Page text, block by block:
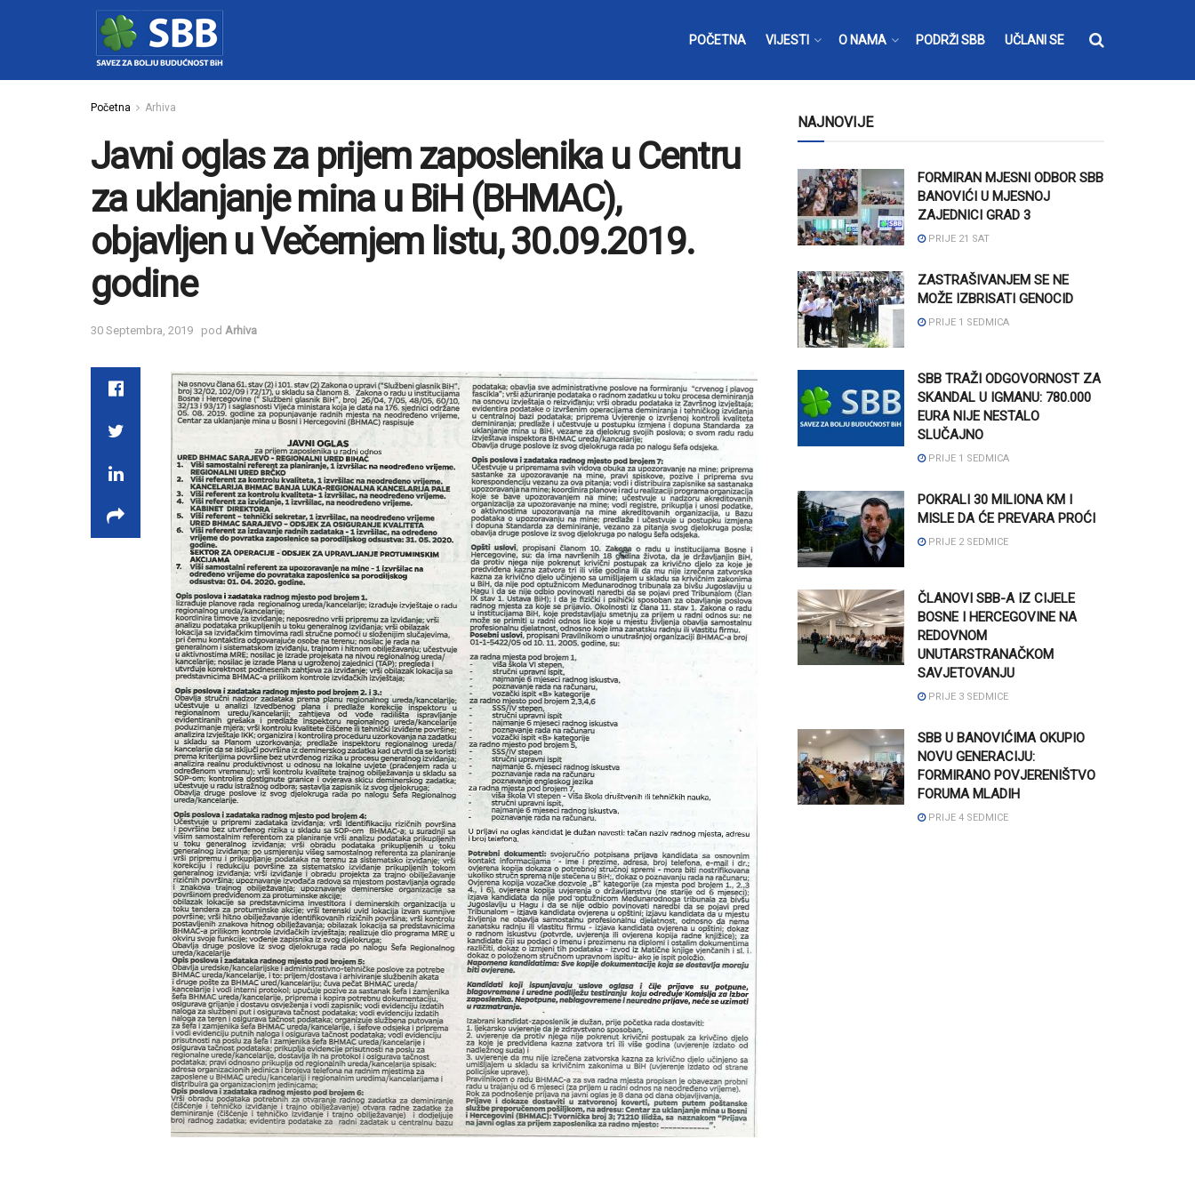
POČETNA VIJESTI O NAMA PODRŽI SBB UČLANI SE
Početna Arhiva
Javni oglas za prijem zaposlenika u Centru
za uklanjanje mina u BiH (BHMAC),
objavljen u Večernjem listu, 30.09.2019.
godine
30 Septembra, 2019 pod Arhiva
NAJNOVIJE
FORMIRAN MJESNI ODBOR SBB
BANOVIĆI U MJESNOJ
ZAJEDNICI GRAD 3
PRIJE 21 SAT
ZASTRAŠIVANJEM SE NE
MOŽE IZBRISATI GENOCID
PRIJE 1 SEDMICA
SBB TRAŽI ODGOVORNOST ZA
SKANDAL U IGMANU: 780.000
EURA NIJE NESTALO
SLUČAJNO
PRIJE 1 SEDMICA
POKRALI 30 MILIONA KM I
MISLE DA ĆE PREVARA PROĆI
PRIJE 2 SEDMICE
ČLANOVI SBB-A IZ CIJELE
BOSNE I HERCEGOVINE NA
REDOVNOM
UNUTARSTRANAČKOM
SAVJETOVANJU
PRIJE 3 SEDMICE
SBB U BANOVIĆIMA OKUPIO
NOVU GENERACIJU:
FORMIRANO POVJERENIŠTVO
FORUMA MLADIH
PRIJE 4 SEDMICE